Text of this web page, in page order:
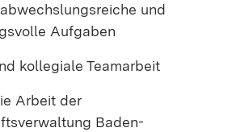
und
Aufgaben
kollegiale Teamarbeit
Arbeit der
Baden-